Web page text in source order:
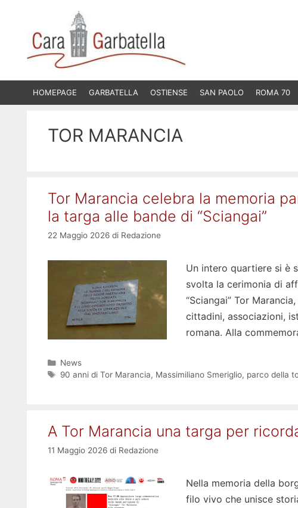
contenuto
HOMEPAGE GARBATELLA OSTIENSE SAN PAOLO ROMA 70
TOR MARANCIA
Tor Marancia celebra la memoria
la targa alle bande di “Sciangai”
22 Maggio 2026 di Redazione
Un intero quartiere si è
svolta la cerimonia di
“Sciangai” Tor
cittadini, associazioni,
romana. Alla
Categorie
News
Tag
90 anni di Tor Marancia, Massimiliano Smeriglio, parco della
A Tor Marancia una targa per
11 Maggio 2026 di Redazione
Nella memoria della
filo vivo che unisce